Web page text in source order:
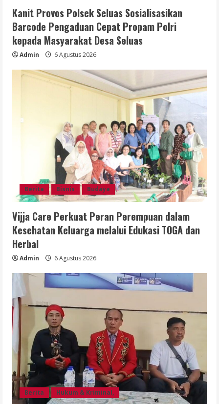
Kanit Provos Polsek Seluas Sosialisasikan
Barcode Pengaduan Cepat Propam Polri
kepada Masyarakat Desa Seluas
Admin 6 Agustus 2026
Berita Bisnis Budaya
Vijja Care Perkuat Peran Perempuan dalam
Kesehatan Keluarga melalui Edukasi TOGA dan
Herbal
Admin 6 Agustus 2026
Berita Hukum & Kriminal,